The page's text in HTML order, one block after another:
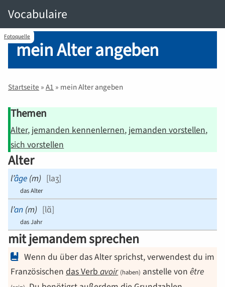
Vocabulaire
Fotoquelle
mein Alter angeben
Startseite » A1 » mein Alter angeben
Themen
Alter jemanden kennenlernen jemanden vorstellen
sich vorstellen
Alter
l’âge (m) [laʒ]
das Alter
l’an (m) [lɑ̃]
das Jahr
mit jemandem sprechen
Wenn du über das Alter sprichst, verwendest du im
Französischendas Verbavoir (haben) anstelle vonêtre